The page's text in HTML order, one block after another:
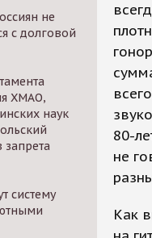
не
с долговой
ХМАО,
наук
запрета
систему
80-
не
Как